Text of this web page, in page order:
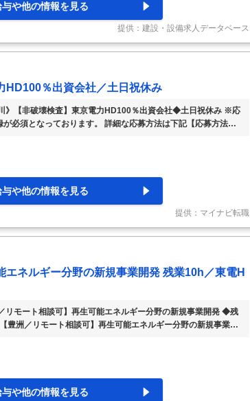
与や他の情報を見る
提供：建設・設備求人データベース
HD100％出資会社／土日祝休み
》【非破壊検査】東京電力HD100％出資会社◆土日祝休み ※応
必須となっております。 詳細な応募方法は下記【応募方法】
ーにて、発電所設備の安全を守る検査業務を担当 発電所内設備
は日本の各発電所です、年6ヶ月程度の出張が発生する可能性
更の範囲】会社の定める業務全般 【給与】 月給 245,000円
与や他の情報を見る
提供：マイナビ転職
エネルギー分野の新規事業開発 残業10h／東電H
リモート相談可】再生可能エネルギー分野の新規事業開発 ◆残
豊洲／リモート相談可】再生可能エネルギー分野の新規事業開
約20年～ ■業務内容： カーボンニュートラル実現に向けた水
野の新規事業の企画・立案を担当。市場調査から戦略策定、ビ
携わる事業開発ポジションです。 ■具体的には： ・カー
与や他の情報を見る